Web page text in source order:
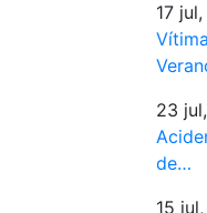
17
23
de…
15